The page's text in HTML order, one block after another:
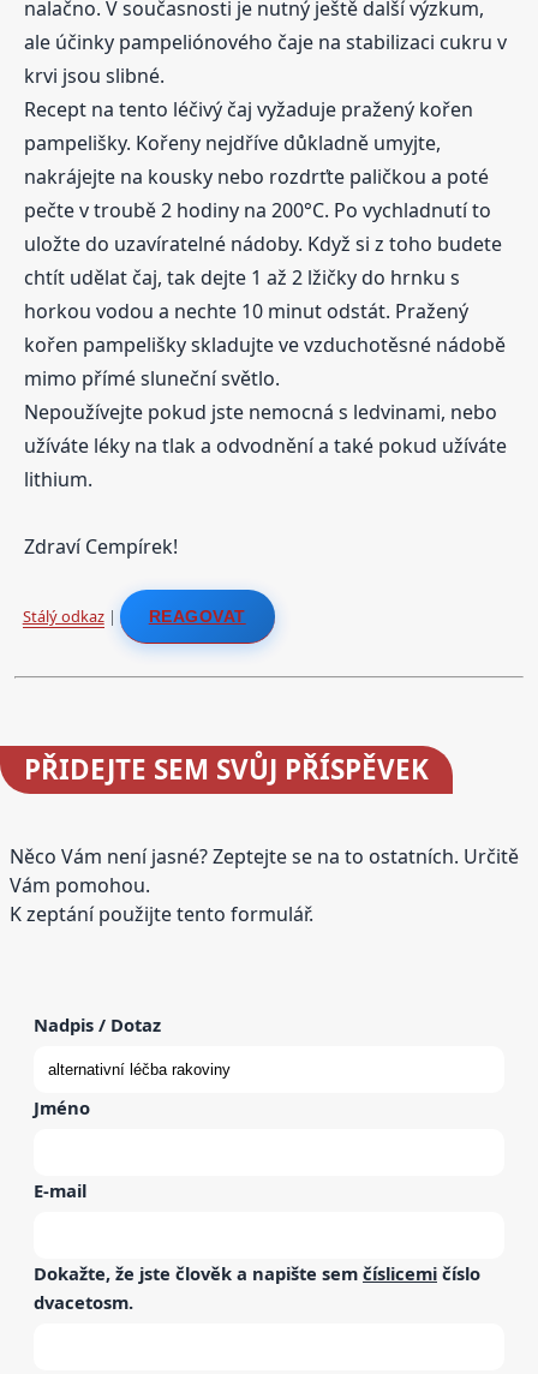
nalačno. V současnosti je nutný ještě další výzkum,
ale účinky pampeliónového čaje na stabilizaci cukru v
krvi jsou slibné.
Recept na tento léčivý čaj vyžaduje pražený kořen
pampelišky. Kořeny nejdříve důkladně umyjte,
nakrájejte na kousky nebo rozdrťte paličkou a poté
pečte v troubě 2 hodiny na 200°C. Po vychladnutí to
uložte do uzavíratelné nádoby. Když si z toho budete
chtít udělat čaj, tak dejte 1 až 2 lžičky do hrnku s
horkou vodou a nechte 10 minut odstát. Pražený
kořen pampelišky skladujte ve vzduchotěsné nádobě
mimo přímé sluneční světlo.
Nepoužívejte pokud jste nemocná s ledvinami, nebo
užíváte léky na tlak a odvodnění a také pokud užíváte
lithium.
Zdraví Cempírek!
Stálý odkaz| REAGOVAT
PŘIDEJTE SEM SVŮJ PŘÍSPĚVEK
Něco Vám není jasné? Zeptejte se na to ostatních. Určitě
Vám pomohou.
K zeptání použijte tento formulář.
Nadpis / Dotaz
Jméno
E-mail
Dokažte, že jste člověk a napište sem číslicemi číslo
dvacetosm.